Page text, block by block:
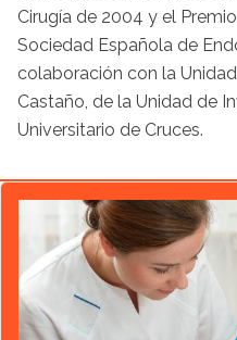
Cirugía de 2004 y el
Sociedad Española de
colaboración con la
Castaño, de la Unidad de
Universitario de Cruces.
Artículo destacado